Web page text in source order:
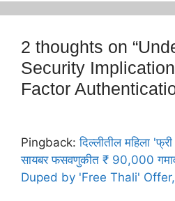
2 thoughts on
Security
Factor
Pingback:दिल्लीतील महिला
सायबर फसवणुकीत ₹ 90,000
Duped by 'Free Thali'